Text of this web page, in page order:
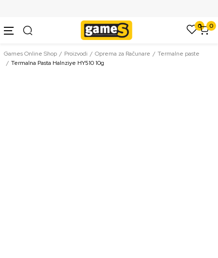
0 0
Games Online Shop Proizvodi Oprema za Računare
Termalne paste
Termalna Pasta Halnziye HY510 10g